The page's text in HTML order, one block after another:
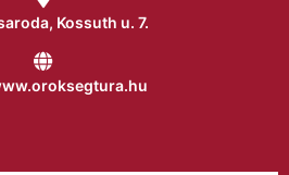
Kossuth u. 7.